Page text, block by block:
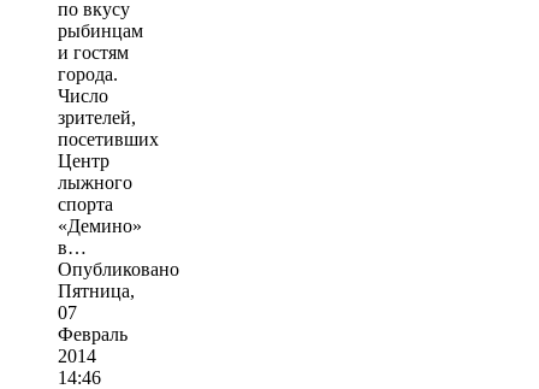
по вкусу
рыбинцам
и гостям
города.
Число
зрителей,
посетивших
Центр
лыжного
спорта
«Демино»
в…
Опубликовано
Пятница,
07
Февраль
2014
14:46